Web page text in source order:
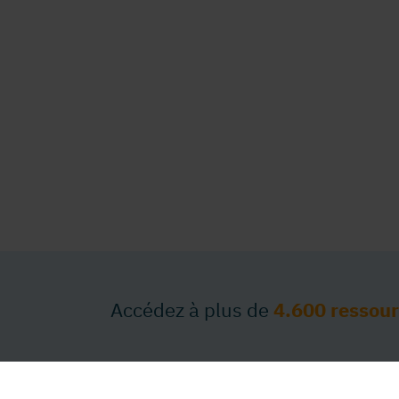
Accédez à plus de 4.600